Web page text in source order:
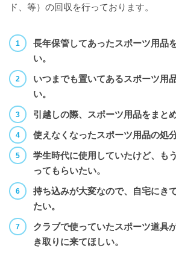
ド、等）の回収を行っております。
長年保管してあったスポーツ用品
い。
いつまでも置いてあるスポーツ用
い。
引越しの際、スポーツ用品をまと
使えなくなったスポーツ用品の処
学生時代に使用していたけど、も
ってもらいたい。
持ち込みが大変なので、自宅にき
たい。
クラブで使っていたスポーツ道具
き取りに来てほしい。